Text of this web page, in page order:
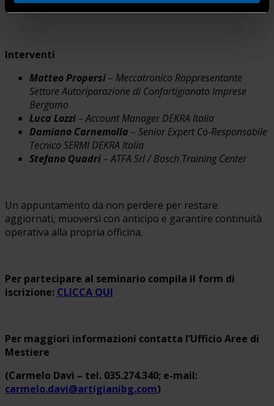
Saluti istituzionali
Interventi
Matteo Propersi– Meccatronico Rappresentante
Settore Autoriparazione di Confartigianato Imprese
Bergamo
Luca Lozzi– Account Manager DEKRA Italia
Damiano Carnemolla – Senior Expert Co-Responsabile
Tecnico SERMI DEKRA Italia
Stefano Quadri– ATFA Srl / Bosch Training Center
Un appuntamento da non perdere per restare
aggiornati, muoversi con anticipo e garantire continuità
operativa alla propria officina.
Per partecipare al seminario compila il form di
iscrizione: CLICCA QUI
Per maggiori informazioni contatta l’Ufficio Aree di
Mestiere
(Carmelo Davì – tel. 035.274.340; e-mail:
carmelo.davi@artigianibg.com)